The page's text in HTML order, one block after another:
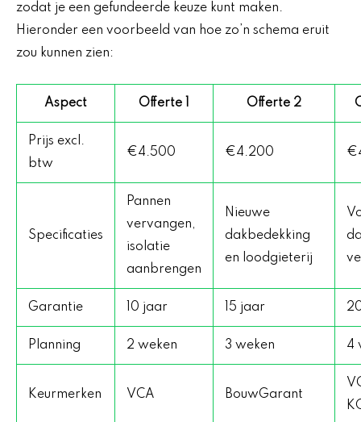
zodat je een gefundeerde keuze kunt maken.
Hieronder een voorbeeld van hoe zo’n schema eruit
zou kunnen zien:
Aspect Offerte 1 Offerte 2
Prijs excl.
btw
€4.500 €4.200
Specificaties
Pannen
vervangen,
isolatie
aanbrengen
Nieuwe
dakbedekking
en loodgieterij
Garantie 10 jaar 15 jaar
Planning 2 weken 3 weken 4
Keurmerken VCA BouwGarant